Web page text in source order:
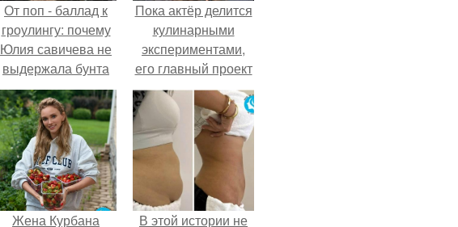
От поп - баллад к
гроулингу: почему
Юлия савичева не
выдержала бунта
собственной
аудитории.
Пока актёр делится
кулинарными
экспериментами,
его главный проект
сделал серьёзный
шаг вперёд.
Жена Курбана В этой истории не